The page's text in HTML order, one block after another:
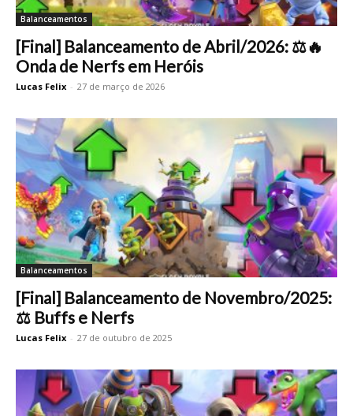
Balanceamentos
[Final] Balanceamento de Abril/2026: ⚖️🔥
Onda de Nerfs em Heróis
Lucas Felix - 27 de março de 2026
Balanceamentos
[Final] Balanceamento de Novembro/2025:
⚖️ Buffs e Nerfs
Lucas Felix - 27 de outubro de 2025